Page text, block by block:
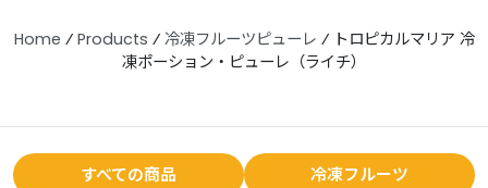
Home ⁄ Products ⁄ 冷凍フルーツピューレ ⁄ トロピカルマリア 冷
凍ポーション・ピューレ（ライチ）
すべての商品 冷凍フルーツ